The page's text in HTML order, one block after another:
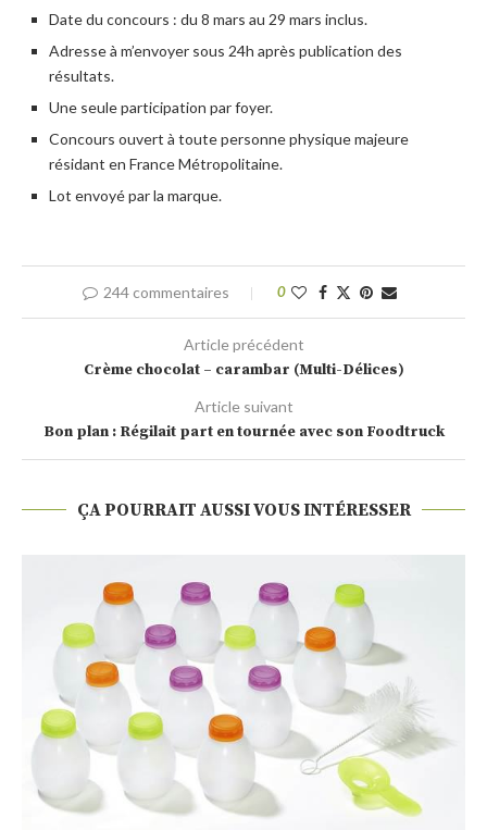
Date du concours : du 8 mars au 29 mars inclus.
Adresse à m’envoyer sous 24h après publication des
résultats.
Une seule participation par foyer.
Concours ouvert à toute personne physique majeure
résidant en France Métropolitaine.
Lot envoyé par la marque.
244 commentaires 0
Article précédent
Crème chocolat – carambar (Multi-Délices)
Article suivant
Bon plan : Régilait part en tournée avec son Foodtruck
ÇA POURRAIT AUSSI VOUS INTÉRESSER